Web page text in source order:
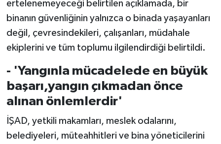
ertelenemeyeceği belirtilen açıklamada, bir
binanın güvenliğinin yalnızca o binada yaşayanları
değil, çevresindekileri, çalışanları, müdahale
ekiplerini ve tüm toplumu ilgilendirdiği belirtildi.
- 'Yangınla mücadelede en büyük
başarı,yangın çıkmadan önce
alınan önlemlerdir'
İŞAD, yetkili makamları, meslek odalarını,
belediyeleri, müteahhitleri ve bina yöneticilerini